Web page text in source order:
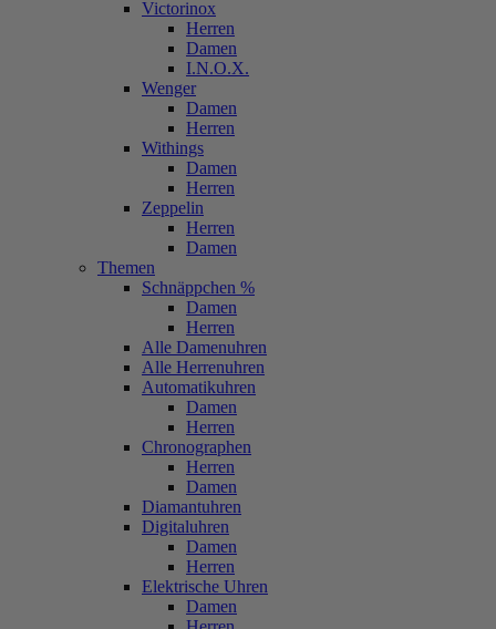
Victorinox
Herren
Damen
I.N.O.X.
Wenger
Damen
Herren
Withings
Damen
Herren
Zeppelin
Herren
Damen
Themen
Schnäppchen %
Damen
Herren
Alle Damenuhren
Alle Herrenuhren
Automatikuhren
Damen
Herren
Chronographen
Herren
Damen
Diamantuhren
Digitaluhren
Damen
Herren
Elektrische Uhren
Damen